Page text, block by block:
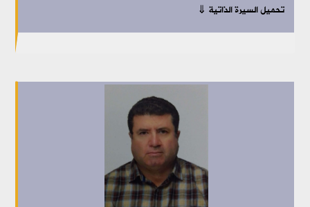
تحميل السيرة الذاتية ⇓